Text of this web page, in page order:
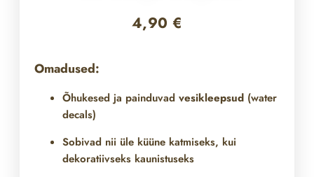
4,90 €
Omadused:
Õhukesed ja painduvadvesikleepsud (water
decals)
Sobivad nii üle küüne katmiseks, kui
dekoratiivseks kaunistuseks